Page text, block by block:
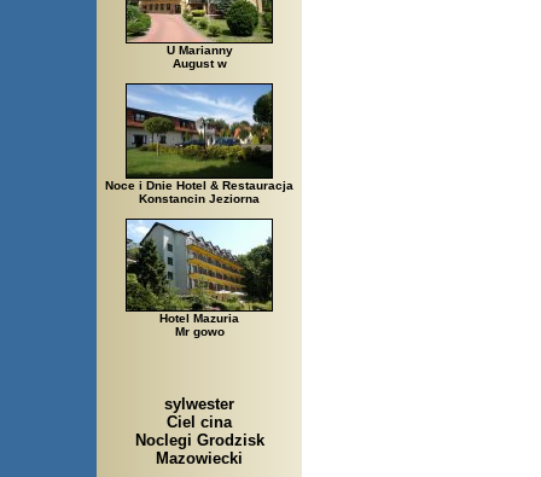
U Marianny
August w
Noce i Dnie Hotel & Restauracja
Konstancin Jeziorna
Hotel Mazuria
Mr gowo
sylwester
Ciel cina
Noclegi Grodzisk
Mazowiecki